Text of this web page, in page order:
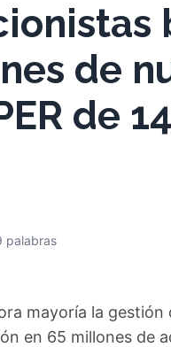
de
de
palabras
mayoría la gestión
en 65 millones de